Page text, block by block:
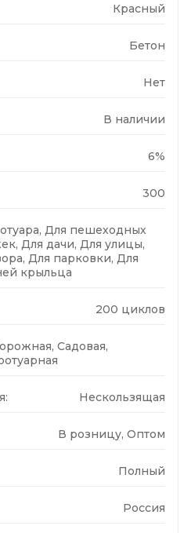
Красный
Бетон
Нет
В наличии
6%
300
Для пешеходных
Для дачи, Для улицы,
Для парковки, Для
крыльца
200 циклов
Садовая,
Нескользящая
В розницу, Оптом
Полный
Россия